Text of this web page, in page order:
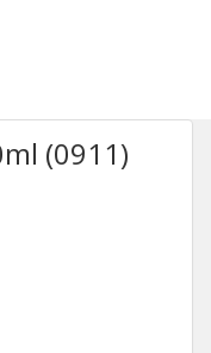
(0911)